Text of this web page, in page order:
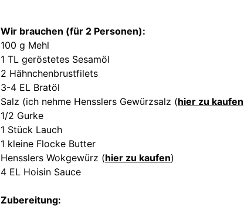
Wir brauchen (für 2 Personen):
100 g Mehl
1 TL geröstetes Sesamöl
2 Hähnchenbrustfilets
3-4 EL Bratöl
Salz (ich nehme Hensslers Gewürzsalz (hier zu kaufen
1/2 Gurke
1 Stück Lauch
1 kleine Flocke Butter
Hensslers Wokgewürz (hier zu kaufen)
4 EL Hoisin Sauce
Zubereitung: